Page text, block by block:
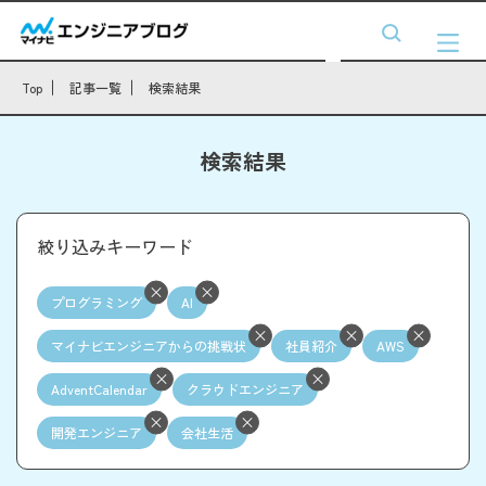
Top 記事一覧 検索結果
検索結果
絞り込みキーワード
プログラミング AI
マイナビエンジニアからの挑戦状 社員紹介 AWS
AdventCalendar クラウドエンジニア
開発エンジニア 会社生活